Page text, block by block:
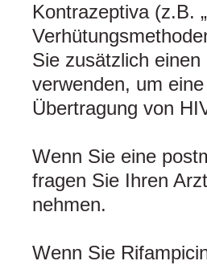
Kontrazeptiva (z.B.
Sie zusätzlich
verwenden, um
Übertragung von
Wenn Sie eine
fragen Sie Ihren
nehmen.
Wenn Sie